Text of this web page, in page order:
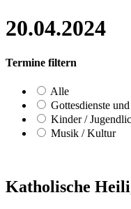
20.04.2024
Termine filtern
Alle
Gottesdienste
Kinder /
Musik / Kultur
Katholische